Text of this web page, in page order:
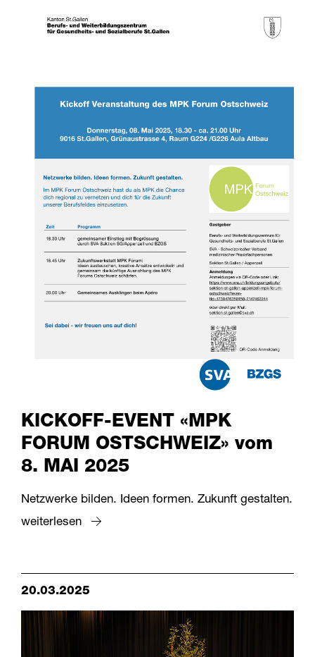
KICKOFF-EVENT «MPK
FORUM OSTSCHWEIZ» vom
8. MAI 2025
Netzwerke bilden. Ideen formen. Zukunft gestalten.
weiterlesen
20.03.2025